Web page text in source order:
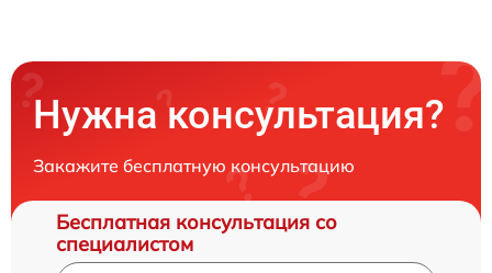
Нужна консультация?
Закажите бесплатную консультацию
Бесплатная консультация со
специалистом